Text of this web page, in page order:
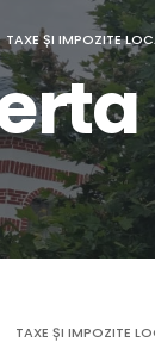
TAXE ȘI IMPOZITE
TAXE ȘI IMPOZITE